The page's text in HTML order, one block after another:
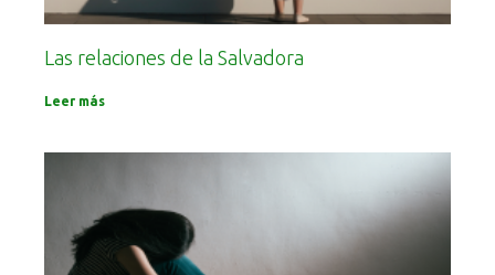
Las relaciones de la Salvadora
Leer más